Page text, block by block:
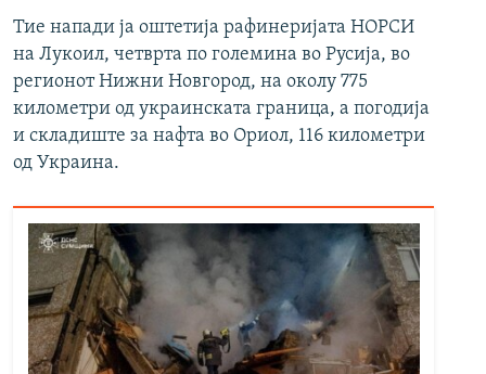
Тие напади ја оштетија рафинеријата НОРСИ
на Лукоил, четврта по големина во Русија, во
регионот Нижни Новгород, на околу 775
километри од украинската граница, а погодија
и складиште за нафта во Ориол, 116 километри
од Украина.